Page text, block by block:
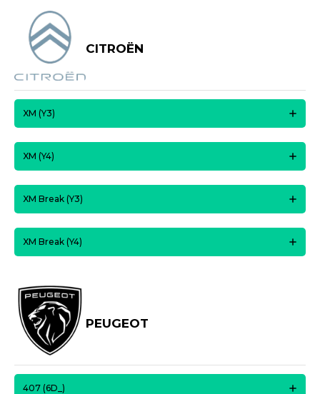
CITROËN
XM (Y3)
XM (Y4)
XM Break (Y3)
XM Break (Y4)
PEUGEOT
407 (6D_)